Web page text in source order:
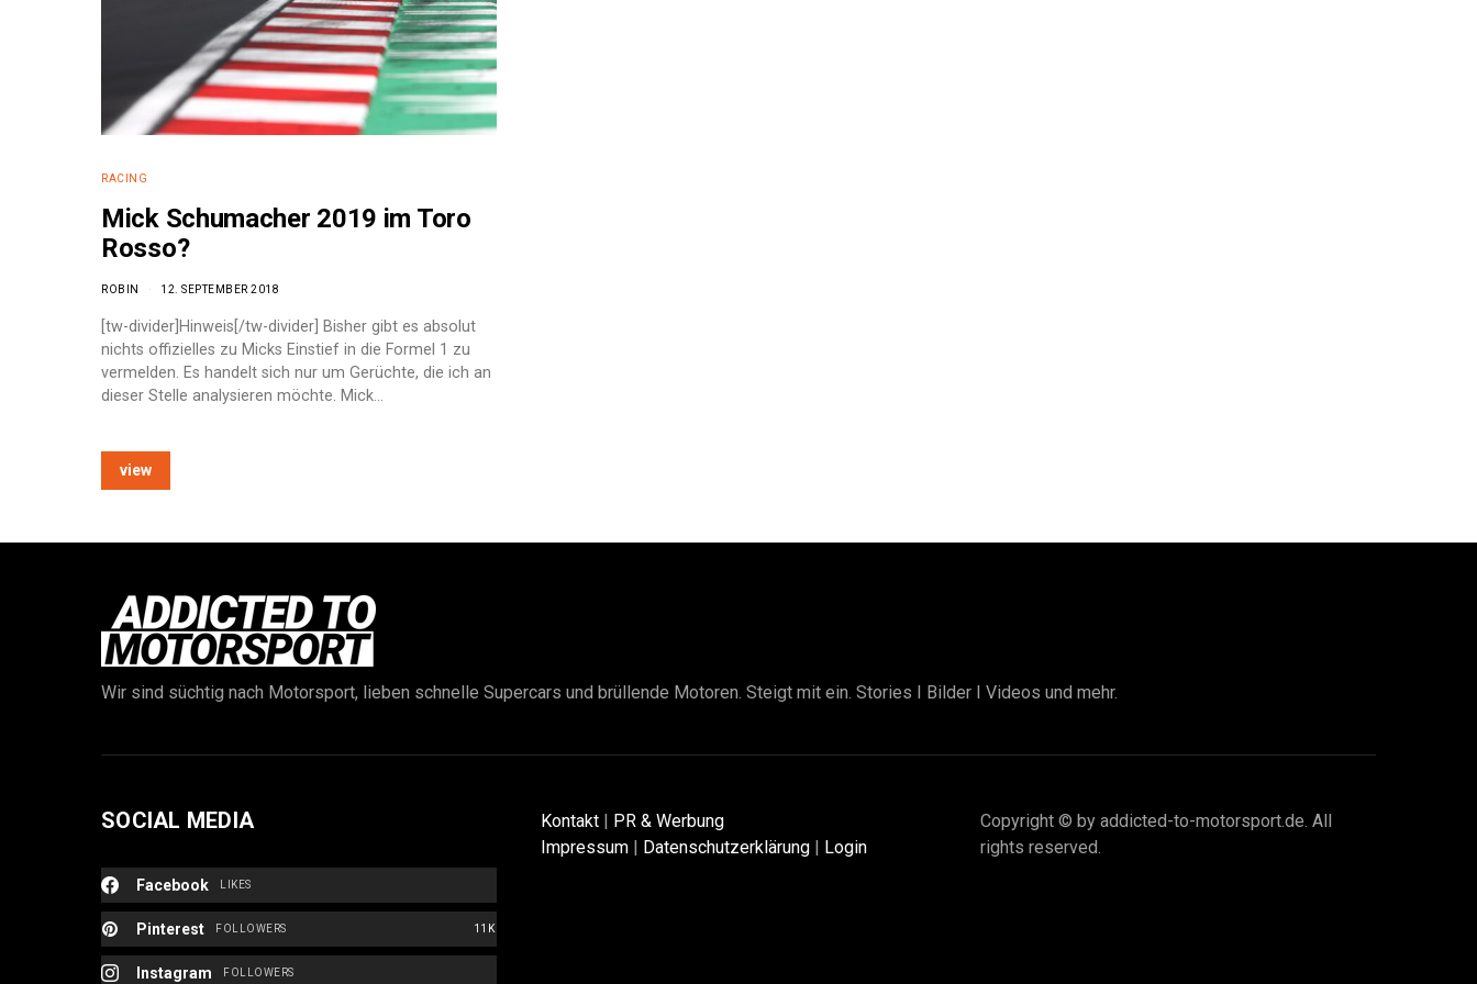
RACING
Mick Schumacher 2019 im Toro
Rosso?
ROBIN 12. SEPTEMBER 2018
[tw-divider]Hinweis[/tw-divider] Bisher gibt es absolut
nichts offizielles zu Micks Einstief in die Formel 1 zu
vermelden. Es handelt sich nur um Gerüchte, die ich an
dieser Stelle analysieren möchte. Mick…
view
Wir sind süchtig nach Motorsport, lieben schnelle Supercars und brüllende Motoren. Steigt mit ein. Stories I Bilder I Videos und mehr.
SOCIAL MEDIA
Facebook LIKES
Pinterest 11K
FOLLOWERS
Instagram FOLLOWERS
Kontakt | PR & Werbung
Impressum | Datenschutzerklärung | Login
Copyright © by addicted-to-motorsport.de. All
rights reserved.